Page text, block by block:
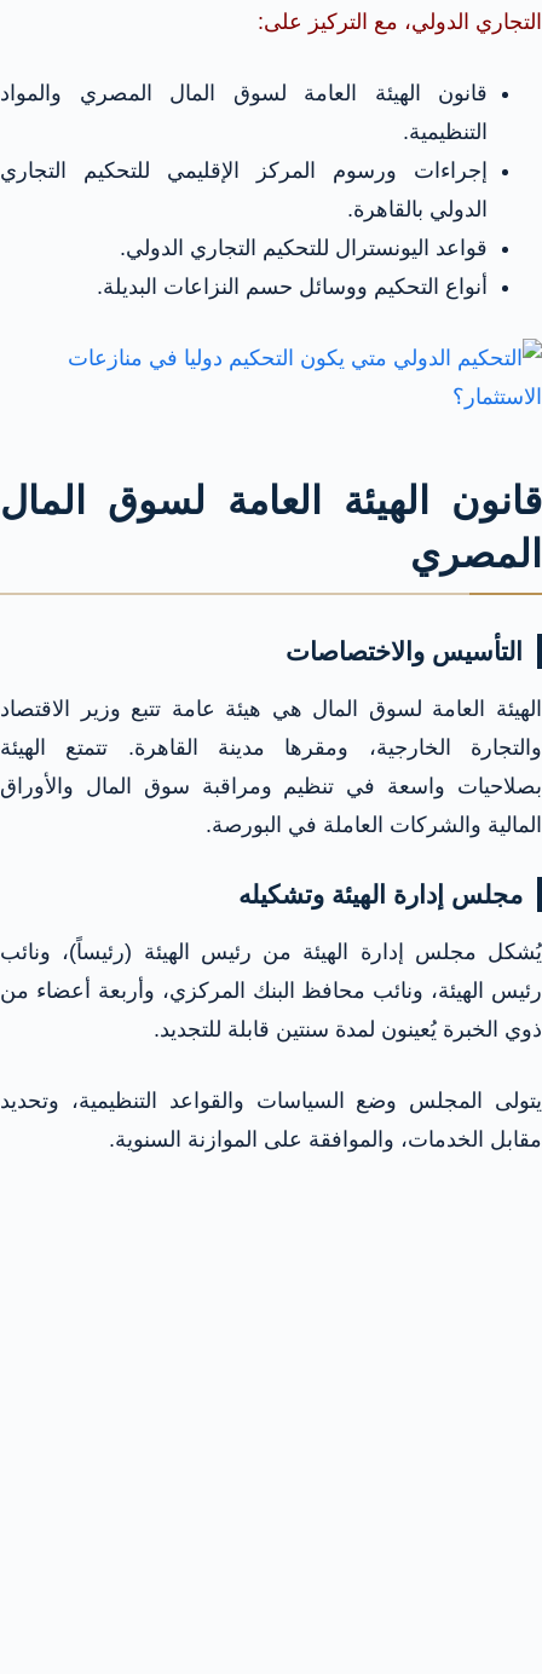
التجاري الدولي، مع التركيز على:
قانون الهيئة العامة لسوق المال المصري والمواد
التنظيمية.
إجراءات ورسوم المركز الإقليمي للتحكيم التجاري
الدولي بالقاهرة.
قواعد اليونسترال للتحكيم التجاري الدولي.
أنواع التحكيم ووسائل حسم النزاعات البديلة.
قانون الهيئة العامة لسوق المال
المصري
التأسيس والاختصاصات
الهيئة العامة لسوق المال هي هيئة عامة تتبع وزير الاقتصاد
والتجارة الخارجية، ومقرها مدينة القاهرة. تتمتع الهيئة
بصلاحيات واسعة في تنظيم ومراقبة سوق المال والأوراق
المالية والشركات العاملة في البورصة.​
مجلس إدارة الهيئة وتشكيله
يُشكل مجلس إدارة الهيئة من رئيس الهيئة (رئيساً)، ونائب
رئيس الهيئة، ونائب محافظ البنك المركزي، وأربعة أعضاء من
ذوي الخبرة يُعينون لمدة سنتين قابلة للتجديد.
يتولى المجلس وضع السياسات والقواعد التنظيمية، وتحديد
مقابل الخدمات، والموافقة على الموازنة السنوية.​